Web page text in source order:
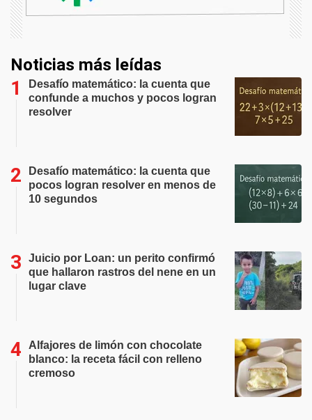
Noticias más leídas
Desafío matemático: la cuenta que
confunde a muchos y pocos logran
resolver
Desafío matemático: la cuenta que
pocos logran resolver en menos de
10 segundos
Juicio por Loan: un perito confirmó
que hallaron rastros del nene en un
lugar clave
Alfajores de limón con chocolate
blanco: la receta fácil con relleno
cremoso